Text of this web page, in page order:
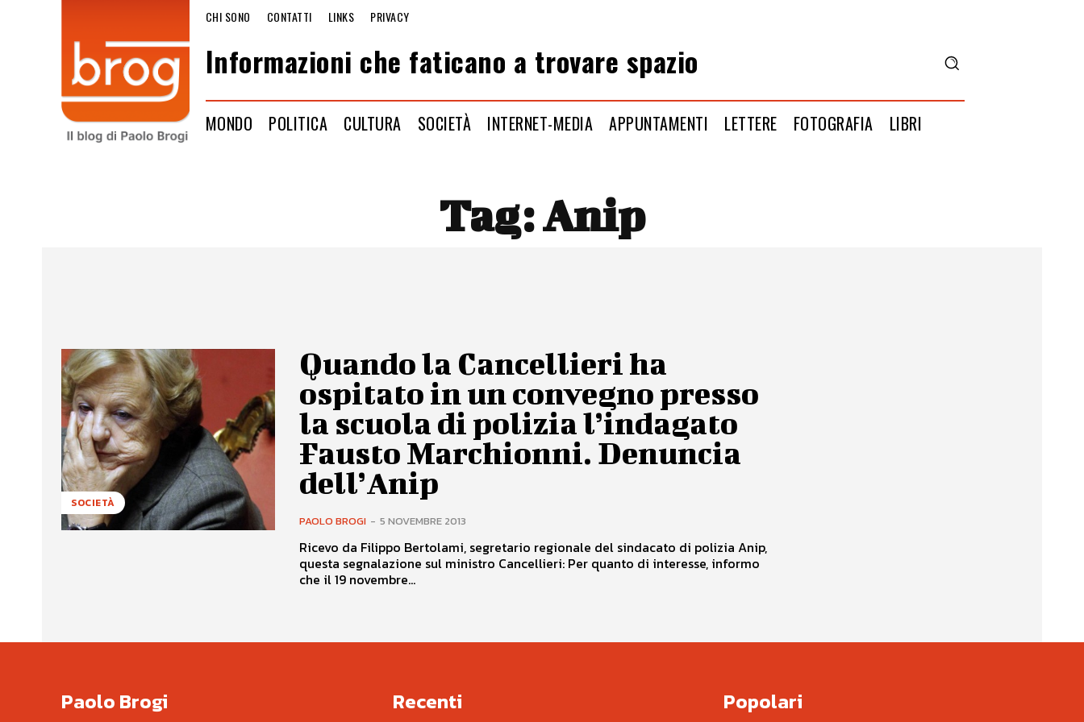
CHI SONO CONTATTI LINKS PRIVACY
Informazioni che faticano a trovare spazio
MONDO POLITICA CULTURA SOCIETÀ INTERNET-MEDIA APPUNTAMENTI LETTERE FOTOGRAFIA LIBRI
Tag:Anip
SOCIETÀ
Quando la Cancellieri ha
ospitato in un convegno presso
la scuola di polizia l’indagato
Fausto Marchionni. Denuncia
dell’Anip
PAOLO BROGI - 5 NOVEMBRE 2013
Ricevo da Filippo Bertolami, segretario regionale del sindacato di polizia Anip,
questa segnalazione sul ministro Cancellieri: Per quanto di interesse, informo
che il 19 novembre...
Paolo Brogi Recenti Popolari